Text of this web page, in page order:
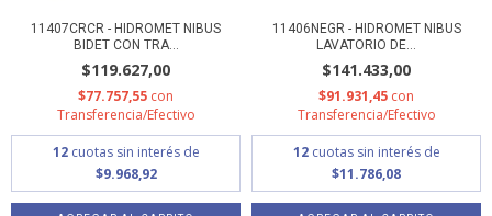
11407CRCR - HIDROMET NIBUS
BIDET CON TRA...
$119.627,00
$77.757,55 con
Transferencia/Efectivo
12 cuotas sin interés de
$9.968,92
11406NEGR - HIDROMET NIBUS
LAVATORIO DE...
$141.433,00
$91.931,45 con
Transferencia/Efectivo
12 cuotas sin interés de
$11.786,08